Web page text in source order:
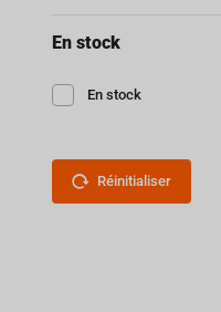
En stock
En stock
Réinitialiser